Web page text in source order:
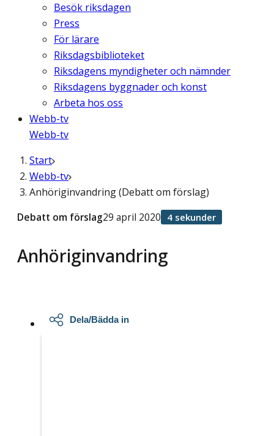
Besök riksdagen
Press
För lärare
Riksdagsbiblioteket
Riksdagens myndigheter och nämnder
Riksdagens byggnader och konst
Arbeta hos oss
Webb-tv
Webb-tv
Start
Webb-tv
Anhöriginvandring (Debatt om förslag)
Anhöriginvandring
Debatt om förslag29 april 2020 4 sekunder
Dela/Bädda in